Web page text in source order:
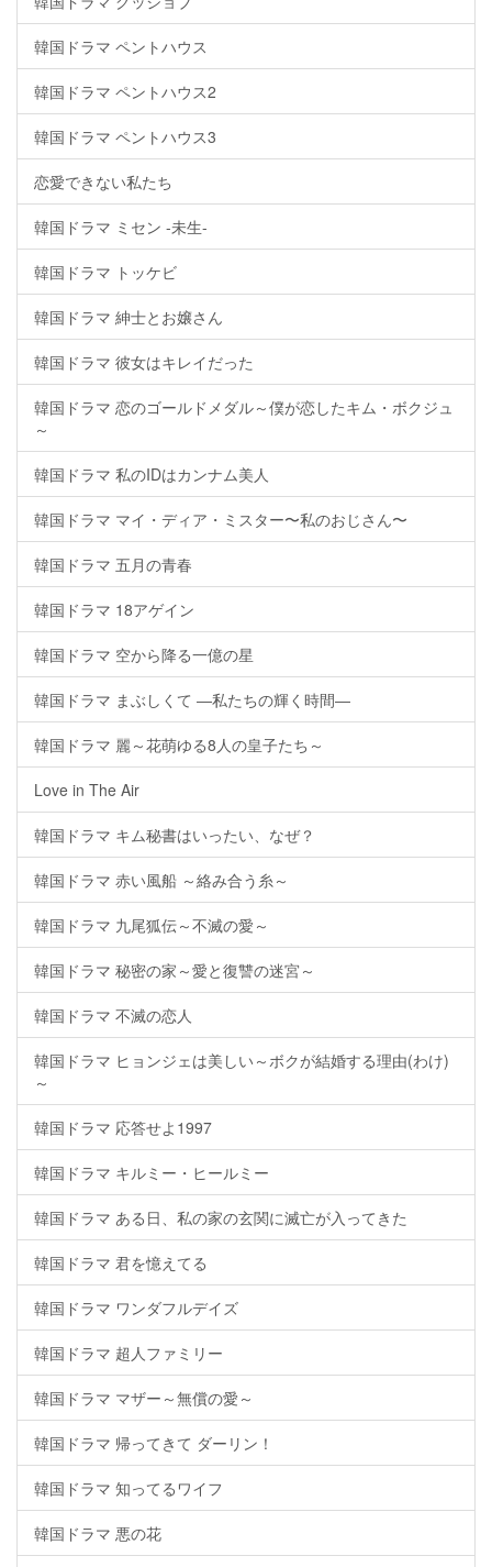
韓国ドラマ ペントハウス
韓国ドラマ ペントハウス2
韓国ドラマ ペントハウス3
恋愛できない私たち
韓国ドラマ ミセン -未生-
韓国ドラマ トッケビ
韓国ドラマ 紳士とお嬢さん
韓国ドラマ 彼女はキレイだった
韓国ドラマ 恋のゴールドメダル～僕が恋したキム・ボクジュ
～
韓国ドラマ 私のIDはカンナム美人
韓国ドラマ マイ・ディア・ミスター〜私のおじさん〜
韓国ドラマ 五月の青春
韓国ドラマ 18アゲイン
韓国ドラマ 空から降る一億の星
韓国ドラマ まぶしくて ―私たちの輝く時間―
韓国ドラマ 麗～花萌ゆる8人の皇子たち～
Love in The Air
韓国ドラマ キム秘書はいったい、なぜ？
韓国ドラマ 赤い風船 ～絡み合う糸～
韓国ドラマ 九尾狐伝～不滅の愛～
韓国ドラマ 秘密の家～愛と復讐の迷宮～
韓国ドラマ 不滅の恋人
韓国ドラマ ヒョンジェは美しい～ボクが結婚する理由(わけ)
～
韓国ドラマ 応答せよ1997
韓国ドラマ キルミー・ヒールミー
韓国ドラマ ある日、私の家の玄関に滅亡が入ってきた
韓国ドラマ 君を憶えてる
韓国ドラマ ワンダフルデイズ
韓国ドラマ 超人ファミリー
韓国ドラマ マザー～無償の愛～
韓国ドラマ 帰ってきて ダーリン！
韓国ドラマ 知ってるワイフ
韓国ドラマ 悪の花